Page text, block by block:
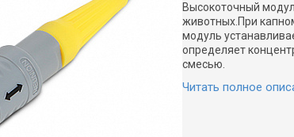
Высокоточный
животных.При
модуль
определяет
смесью.
Читать полное